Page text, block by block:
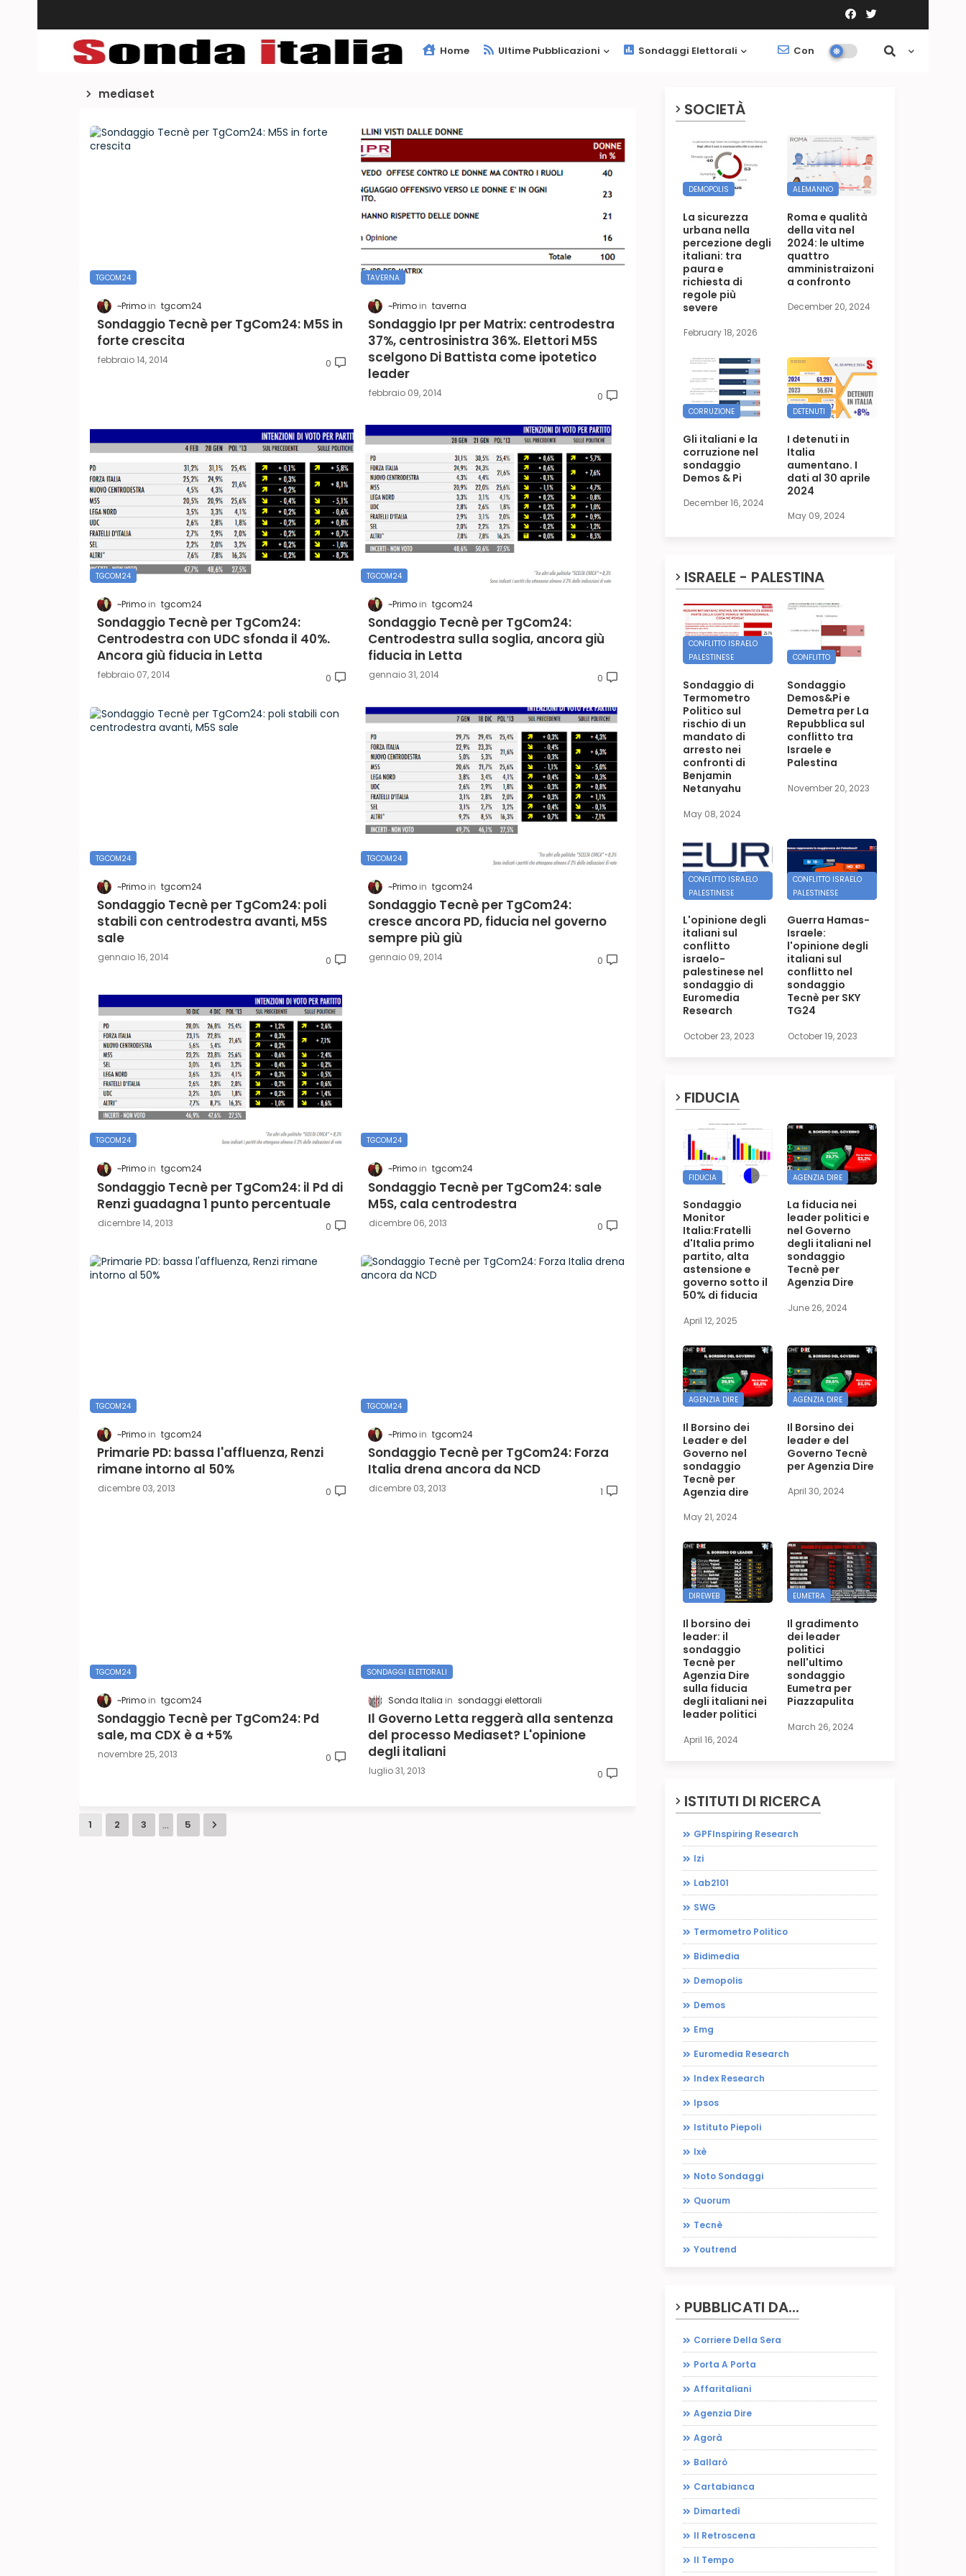
Home Ultime Pubblicazioni Sondaggi Elettorali Contatti Società
mediaset
TGCOM24
~Primo tgcom24
Sondaggio Tecnè per TgCom24: M5S in
forte crescita
febbraio 14, 2014 0
TAVERNA
~Primo taverna
Sondaggio Ipr per Matrix: centrodestra
37%, centrosinistra 36%. Elettori M5S
scelgono Di Battista come ipotetico
leader
febbraio 09, 2014 0
TGCOM24
~Primo tgcom24
Sondaggio Tecnè per TgCom24:
Centrodestra con UDC sfonda il 40%.
Ancora giù fiducia in Letta
febbraio 07, 2014 0
TGCOM24
~Primo tgcom24
Sondaggio Tecnè per TgCom24:
Centrodestra sulla soglia, ancora giù
fiducia in Letta
gennaio 31, 2014 0
TGCOM24
~Primo tgcom24
Sondaggio Tecnè per TgCom24: poli
stabili con centrodestra avanti, M5S
sale
gennaio 16, 2014 0
TGCOM24
~Primo tgcom24
Sondaggio Tecnè per TgCom24:
cresce ancora PD, fiducia nel governo
sempre più giù
gennaio 09, 2014 0
TGCOM24
~Primo tgcom24
Sondaggio Tecnè per TgCom24: il Pd di
Renzi guadagna 1 punto percentuale
dicembre 14, 2013 0
TGCOM24
~Primo tgcom24
Sondaggio Tecnè per TgCom24: sale
M5S, cala centrodestra
dicembre 06, 2013 0
TGCOM24
~Primo tgcom24
Primarie PD: bassa l'affluenza, Renzi
rimane intorno al 50%
dicembre 03, 2013 0
TGCOM24
~Primo tgcom24
Sondaggio Tecnè per TgCom24: Forza
Italia drena ancora da NCD
dicembre 03, 2013 1
TGCOM24
~Primo tgcom24
Sondaggio Tecnè per TgCom24: Pd
sale, ma CDX è a +5%
novembre 25, 2013 0
SONDAGGI ELETTORALI
Sonda Italia sondaggi elettorali
Il Governo Letta reggerà alla sentenza
del processo Mediaset? L'opinione
degli italiani
luglio 31, 2013 0
1 2 3 ... 5
SOCIETÀ
DEMOPOLIS
La sicurezza
urbana nella
percezione degli
italiani: tra
paura e
richiesta di
regole più
severe
February 18, 2026
ALEMANNO
Roma e qualità
della vita nel
2024: le ultime
quattro
amministraizoni
a confronto
December 20, 2024
CORRUZIONE
Gli italiani e la
corruzione nel
sondaggio
Demos & Pi
December 16, 2024
DETENUTI
I detenuti in
Italia
aumentano. I
dati al 30 aprile
2024
May 09, 2024
ISRAELE - PALESTINA
CONFLITTO ISRAELO
PALESTINESE
Sondaggio di
Termometro
Politico sul
rischio di un
mandato di
arresto nei
confronti di
Benjamin
Netanyahu
May 08, 2024
CONFLITTO
Sondaggio
Demos&Pi e
Demetra per La
Repubblica sul
conflitto tra
Israele e
Palestina
November 20, 2023
CONFLITTO ISRAELO
PALESTINESE
L'opinione degli
italiani sul
conflitto
israelo-
palestinese nel
sondaggio di
Euromedia
Research
October 23, 2023
CONFLITTO ISRAELO
PALESTINESE
Guerra Hamas-
Israele:
l'opinione degli
italiani sul
conflitto nel
sondaggio
Tecnè per SKY
TG24
October 19, 2023
FIDUCIA
FIDUCIA
Sondaggio
Monitor
Italia:Fratelli
d'Italia primo
partito, alta
astensione e
governo sotto il
50% di fiducia
April 12, 2025
AGENZIA DIRE
La fiducia nei
leader politici e
nel Governo
degli italiani nel
sondaggio
Tecnè per
Agenzia Dire
June 26, 2024
AGENZIA DIRE
Il Borsino dei
Leader e del
Governo nel
sondaggio
Tecnè per
Agenzia dire
May 21, 2024
AGENZIA DIRE
Il Borsino dei
leader e del
Governo Tecnè
per Agenzia Dire
April 30, 2024
DIREWEB
Il borsino dei
leader: il
sondaggio
Tecnè per
Agenzia Dire
sulla fiducia
degli italiani nei
leader politici
April 16, 2024
EUMETRA
Il gradimento
dei leader
politici
nell'ultimo
sondaggio
Eumetra per
Piazzapulita
March 26, 2024
ISTITUTI DI RICERCA
GPFInspiring Research
Izi
Lab2101
SWG
Termometro Politico
Bidimedia
Demopolis
Demos
Emg
Euromedia Research
Index Research
Ipsos
Istituto Piepoli
Ixè
Noto Sondaggi
Quorum
Tecnè
Youtrend
PUBBLICATI DA...
Corriere Della Sera
Porta A Porta
Affaritaliani
Agenzia Dire
Agorà
Ballarò
Cartabianca
Dimartedì
Il Retroscena
Il Tempo